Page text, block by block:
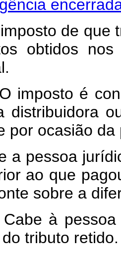
de que
obtidos
é
distribuidora
por ocasião
pessoa
ao que
sobre a
à pessoa
tributo retido.